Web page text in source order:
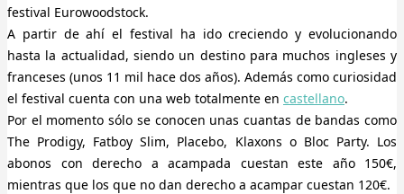
festival Eurowoodstock.
A partir de ahí el festival ha ido creciendo y evolucionando
hasta la actualidad, siendo un destino para muchos ingleses y
franceses (unos 11 mil hace dos años). Además como curiosidad
el festival cuenta con una web totalmente en castellano.
Por el momento sólo se conocen unas cuantas de bandas como
The Prodigy, Fatboy Slim, Placebo, Klaxons o Bloc Party. Los
abonos con derecho a acampada cuestan este año 150€,
mientras que los que no dan derecho a acampar cuestan 120€.